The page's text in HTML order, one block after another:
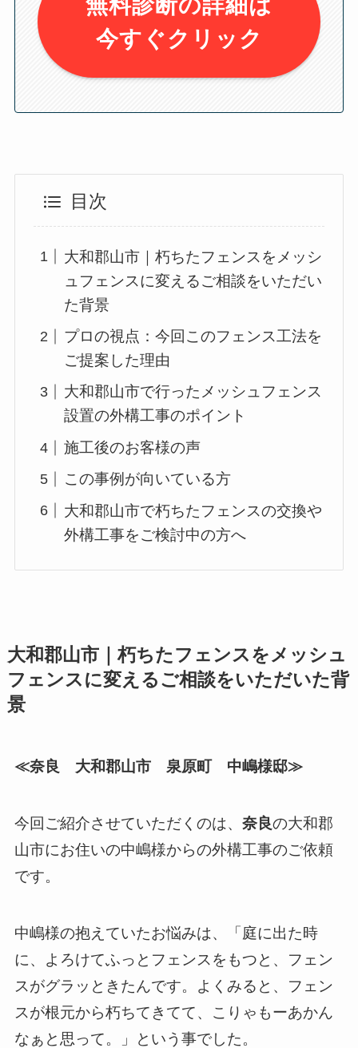
今すぐクリック
目次
大和郡山市｜朽ちたフェンスをメッシ
ュフェンスに変えるご相談をいただい
た背景
プロの視点：今回このフェンス工法を
ご提案した理由
大和郡山市で行ったメッシュフェンス
設置の外構工事のポイント
施工後のお客様の声
この事例が向いている方
大和郡山市で朽ちたフェンスの交換や
外構工事をご検討中の方へ
大和郡山市｜朽ちたフェンスをメッシュ
フェンスに変えるご相談をいただいた背
景
≪奈良 大和郡山市 泉原町 中嶋様邸≫
今回ご紹介させていただくのは、 奈良の大和郡
山市にお住いの中嶋様からの外構工事のご依頼
です。
中嶋様の抱えていたお悩みは、「庭に出た時
に、よろけてふっとフェンスをもつと、フェン
スがグラッときたんです。よくみると、フェン
スが根元から朽ちてきてて、こりゃもーあかん
なぁと思って。」という事でした。